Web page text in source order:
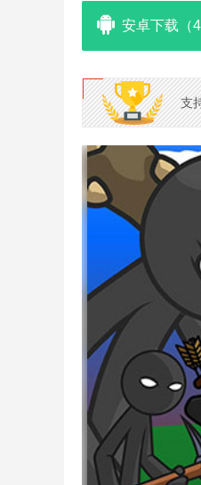
安卓下载（
支